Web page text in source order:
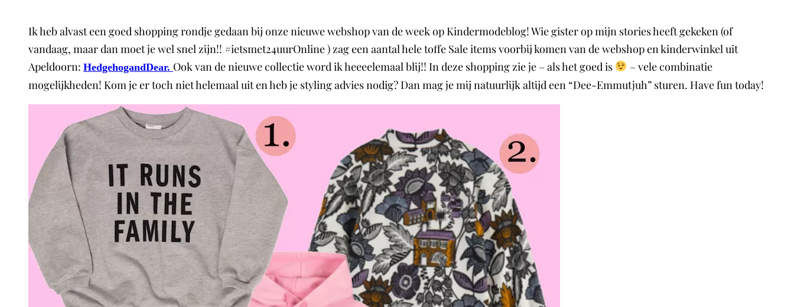
Ik heb alvast een goed shopping rondje gedaan bij onze nieuwe webshop van de week op Kindermodeblog! Wie gister op mijn stories heeft gekeken (of
vandaag, maar dan moet je wel snel zijn!! #ietsmet24uurOnline ) zag een aantal hele toffe Sale items voorbij komen van de webshop en kinderwinkel uit
Apeldoorn: HedgehogandDear. Ook van de nieuwe collectie word ik heeeelemaal blij!! In deze shopping zie je – als het goed is
– vele combinatie
mogelijkheden! Kom je er toch niet helemaal uit en heb je styling advies nodig? Dan mag je mij natuurlijk altijd een “Dee-Emmutjuh” sturen. Have fun today!